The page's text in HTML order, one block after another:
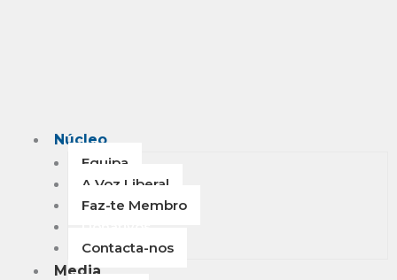
Núcleo
Equipa
A Voz Liberal
Faz-te Membro
Contacta-nos
Media